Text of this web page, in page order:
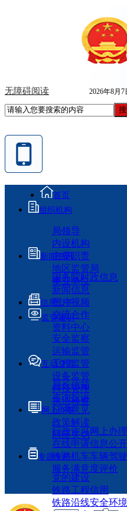
无障碍阅读 2026年8月
首页
组织机构
局领导
内设机构
主要职责
地区监管局
事业单位
新闻资讯
国务院时政信息
新闻信息
图片视频
交流合作
资料中心
信息公开
监管履职
安全监察
运输监管
工程监管
设备监管
科技管理
执法检查
互动交流
局长信箱
咨询投诉
征求意见
政策解读
回应关切
网上办事
行政许可网上办理
在线申请信息公开
铁路机车车辆驾
服务满意度评价
专题专栏
党的建设
铁路工程信用
铁路沿线安全环